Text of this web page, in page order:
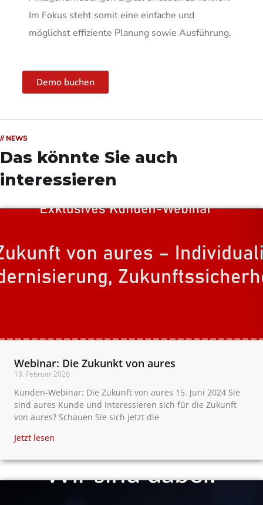
Im Fokus steht somit eine einfache und
möglichst effiziente Planung sowie Ausführung.
Demo buchen
// NEWS
Das könnte Sie auch
interessieren
Webinar: Die Zukunkt von aures
18. Februar 2026
Kunden-Webinar: Die Zukunft von aures 15. Juni 2024 Sie
sind aures Kunde und interessieren sich für die Zukunft
von aures? Schauen Sie sich jetzt die
Jetzt lesen